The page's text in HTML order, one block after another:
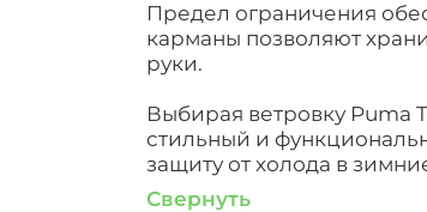
Предел ограничения
карманы позволяют
руки.
Выбирая ветровку Puma
стильный и
защиту от холода в
Свернуть